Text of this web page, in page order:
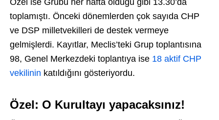
toplamıştı. Önceki dönemlerden çok sayıda CHP
ve DSP milletvekilleri de destek vermeye
gelmişlerdi. Kayıtlar, Meclis’teki Grup toplantısına
98, Genel Merkezdeki toplantıya ise 18 aktif CHP
vekilinin katıldığını gösteriyordu.
Özel: O Kurultayı yapacaksınız!